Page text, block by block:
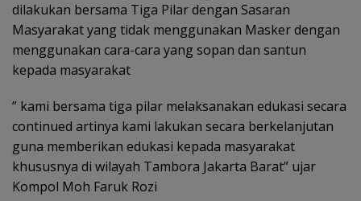
dilakukan bersama Tiga Pilar dengan Sasaran
Masyarakat yang tidak menggunakan Masker dengan
menggunakan cara-cara yang sopan dan santun
kepada masyarakat
” kami bersama tiga pilar melaksanakan edukasi secara
continued artinya kami lakukan secara berkelanjutan
guna memberikan edukasi kepada masyarakat
khususnya di wilayah Tambora Jakarta Barat” ujar
Kompol Moh Faruk Rozi